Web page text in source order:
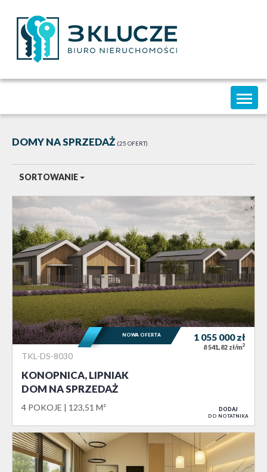
DOMY NA SPRZEDAŻ 25 OFERT
SORTOWANIE
TKL-DS-8030
KONOPNICA, LIPNIAK
DOM NA SPRZEDAŻ
4 POKOJE 123,51 M²
1 055 000zł
8 541,82 zł/m2
NOWA OFERTA
DODAJ
DO NOTATNIKA